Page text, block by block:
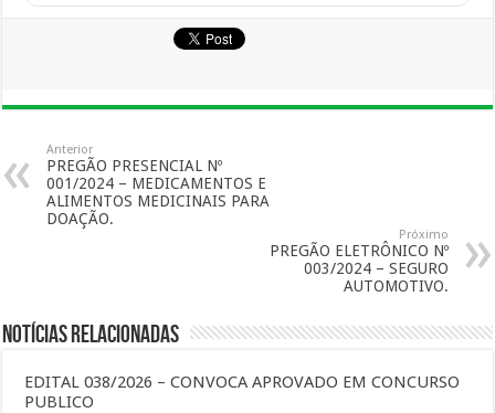
Anterior
PREGÃO PRESENCIAL Nº
001/2024 – MEDICAMENTOS E
ALIMENTOS MEDICINAIS PARA
DOAÇÃO.
Próximo
PREGÃO ELETRÔNICO Nº
003/2024 – SEGURO
AUTOMOTIVO.
Notícias Relacionadas
EDITAL 038/2026 – CONVOCA APROVADO EM CONCURSO
PUBLICO